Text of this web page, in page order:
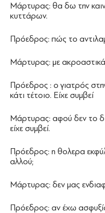
Μάρτυρας: θα δω την
κυττάρων.
Πρόεδρος: πώς το
Μάρτυρας: με ακροαστικά
Πρόεδρος : ο γιατρός
κάτι τέτοιο. Είχε συμβεί
Μάρτυρας: αφού δεν το
είχε συμβεί.
Πρόεδρος: η θολερα
αλλού;
Μάρτυρας: δεν μας
Πρόεδρος: αν έχω